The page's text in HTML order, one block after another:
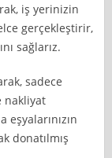
iş yerinizin
gerçekleştirir,
sağlarız.
sadece
nakliyat
donatılmış